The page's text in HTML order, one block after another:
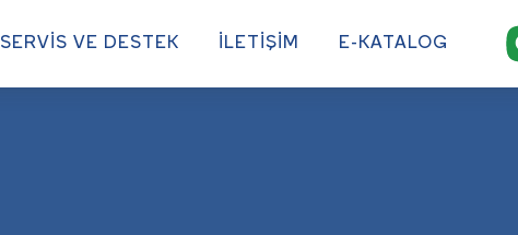
SERVİS VE DESTEK İLETİŞİM E-KATALOG